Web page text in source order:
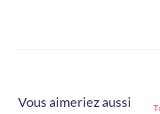
Vous aimeriez aussi